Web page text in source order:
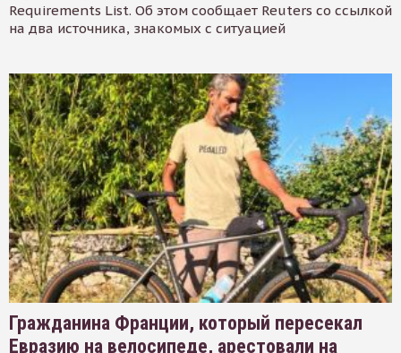
Requirements List. Об этом сообщает Reuters со ссылкой
на два источника, знакомых с ситуацией
Гражданина Франции, который пересекал
Евразию на велосипеде, арестовали на